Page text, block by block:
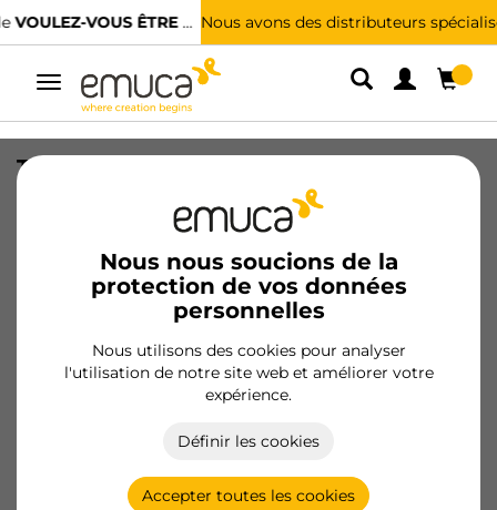
Nous avons des distributeurs spécialisés.TROUVER LE PLUS PROCHE
Alterner
navigation
Nous nous soucions de la
protection de vos données
personnelles
Nous utilisons des cookies pour analyser
l'utilisation de notre site web et améliorer votre
expérience.
Définir les cookies
Accepter toutes les cookies
Tiroir organisateur pour placards et
commodes Hack, 483 (M60), Peint gris
7111149/EAN 8432393288406
Produits essentiels
Devenir client